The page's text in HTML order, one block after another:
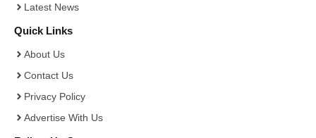
Latest News
Quick Links
About Us
Contact Us
Privacy Policy
Advertise With Us